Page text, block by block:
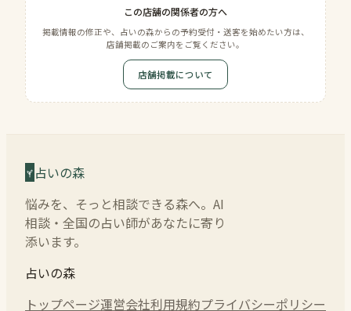
この店舗の関係者の方へ
掲載情報の修正や、占いの森からの予約受付・送客を始めたい方は、
店舗掲載のご案内をご覧ください。
店舗掲載について
占いの森
悩みを、そっと相談できる森へ。AI
相談・全国の占い師があなたに寄り
添います。
占いの森
トップページ運営会社利用規約プライバシーポリシー